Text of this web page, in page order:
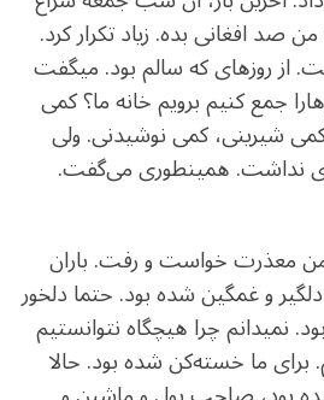
افغانی بده. زیاد تکرار کرد.
از روزهای که سالم بود. میگفت
جمع کنیم برویم خانه ما؟ کمی
شیرینی، کمی نوشیدنی. ولی
نداشت. همینطوری می‌گفت.
من معذرت خواست و رفت. باران
دلگیر و غمگین شده بود. حتما دلخور
نمیدانم چرا هیچگاه نتوانستیم
برای ما خسته‌کن شده بود. حالا